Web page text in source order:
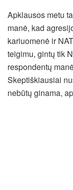
Apklausos metu
manė, kad
kariuomenė ir
teigimu, gintų tik
respondentų
Skeptiškiausiai
nebūtų ginama,